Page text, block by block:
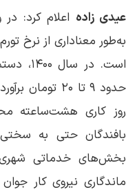
عیدی زاده اعلام کرد:
به‌طور معناداری از نرخ
است. در
حدود ۹ تا ۲۰
روز کاری هشت‌ساعته
بافندگان حتی به
بخش‌های خدماتی شهری
ماندگاری نیروی کار